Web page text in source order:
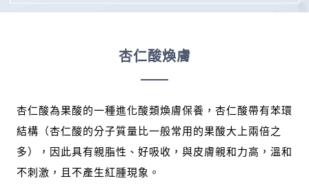
杏仁酸煥膚
杏仁酸為果酸的一種進化酸類煥膚保養，杏仁酸帶有苯環
結構（杏仁酸的分子質量比一般常用的果酸大上兩倍之
多），因此具有親脂性、好吸收，與皮膚親和力高，溫和
不刺激，且不產生紅腫現象。